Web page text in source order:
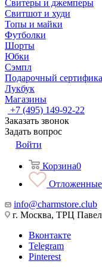
Свитеры и джемперы
Свитшот и худи
Топы и майки
Футболки
Шорты
Юбки
Сэмпл
Подарочный
Лукбук
Магазины
+7 (495) 149-92-22
Заказать звонок
Задать вопрос
Войти
Корзина0
Отложенные
info@charmstore.club
г. Москва, ТРЦ
Вконтакте
Telegram
Pinterest